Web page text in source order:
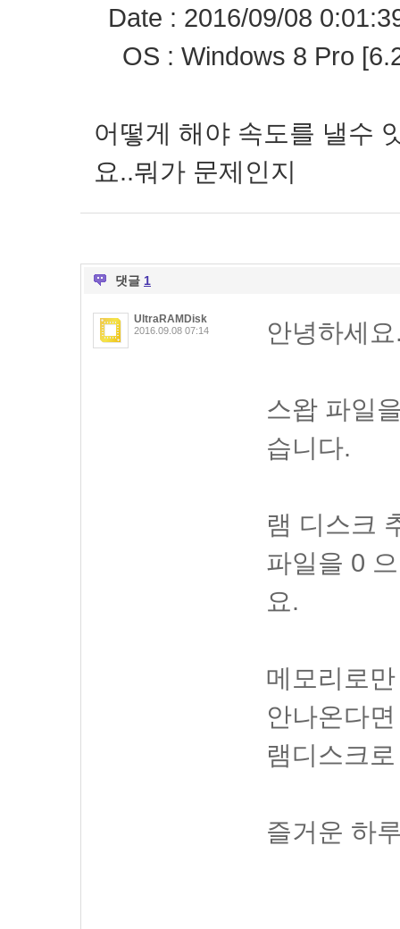
Date : 2016/09/08
OS : Windows 8 Pro
어떻게 해야 속도를 낼수
요..뭐가 문제인지
댓글 1
UltraRAMDisk
2016.09.08 07:14 안녕하세
스왑 파일
습니다.
램 디스크
파일을 0
요.
메모리로
안나온다
램디스크
즐거운 하